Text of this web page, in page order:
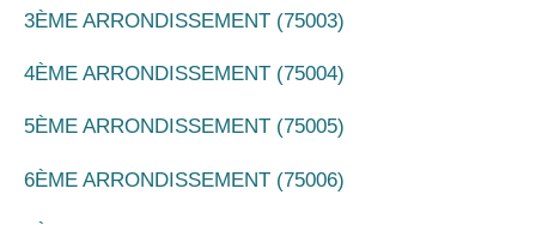
3ÈME ARRONDISSEMENT (75003)
4ÈME ARRONDISSEMENT (75004)
5ÈME ARRONDISSEMENT (75005)
6ÈME ARRONDISSEMENT (75006)